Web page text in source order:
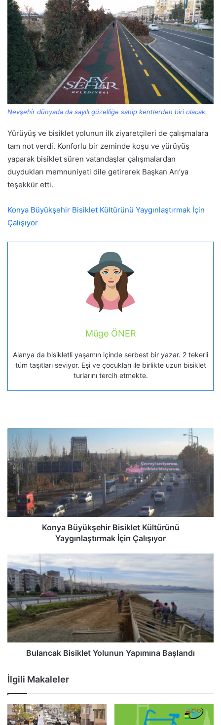
Nevşehir dünyada da sayılı güzelliğe sahip kentlerden biri olacak.
Yürüyüş ve bisiklet yolunun ilk ziyaretçileri de çalışmalara
tam not verdi. Konforlu bir zeminde koşu ve yürüyüş
yaparak bisiklet süren vatandaşlar çalışmalardan
duydukları memnuniyeti dile getirerek Başkan Arı’ya
teşekkür etti.
Konya Büyükşehir Bisiklet Kültürünü Yaygınlaştırmak İçin
Çalışıyor
Müge ÖNER
Alanya da bisikletli yaşamın içinde serbest bir yazar. 2 tekerli
tüm taşıtları seviyor. Eşi ve çocukları ile birlikte uzun bisiklet
turlarını tercih etmekte.
Konya Büyükşehir Bisiklet Kültürünü
Yaygınlaştırmak İçin Çalışıyor
Bulancak Bisiklet Yolunun Yapımına Başlandı
İlgili Makaleler